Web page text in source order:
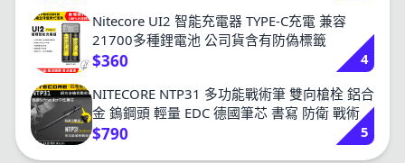
Nitecore UI2 智能充電器 TYPE-C充電 兼容
21700多種鋰電池 公司貨含有防偽標籤
$360
4
NITECORE NTP31 多功能戰術筆 雙向槍栓 鋁合
金 鎢鋼頭 輕量 EDC 德國筆芯 書寫 防衛 戰術
$790 5